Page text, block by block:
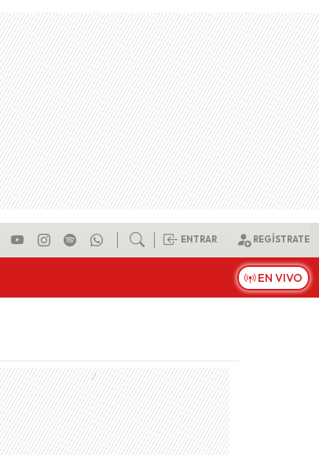
ENTRAR REGÍSTRATE
EN VIVO